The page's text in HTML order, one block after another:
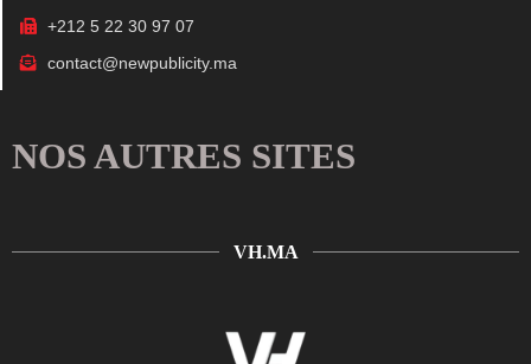
+212 5 22 30 97 07
contact@newpublicity.ma
NOS AUTRES SITES
VH.MA